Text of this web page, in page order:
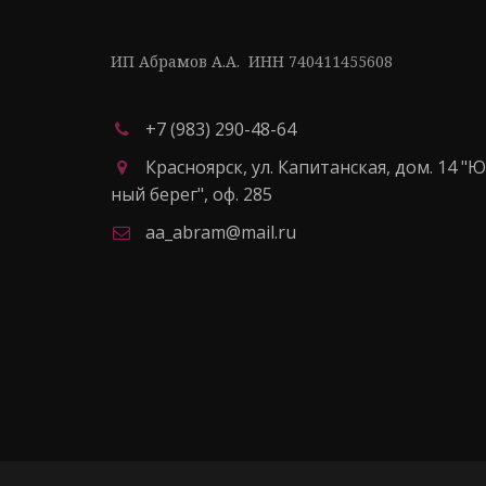
ИП Абрамов А.А.  ИНН 740411455608
+7 (983) 290-48-64
Красноярск, ул. Капитанская, дом. 14
ный берег", оф. 285
aa_abram@mail.ru